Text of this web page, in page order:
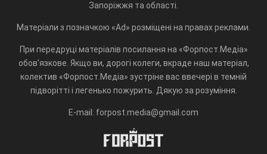
Запоріжжя та області.
Матеріали з позначкою «Ad» розміщені на правах реклами.
При передруці матеріалів посилання на «Форпост.Медіа»
обов'язкове. Якщо ви, дорогі колеги, вкраде наш матеріал,
колектив «Форпост.Медіа» зустріне вас ввечері в темній
підворітті і легенько пожурить. Дякую за розуміння.
E-mail: forpost.media@gmail.com